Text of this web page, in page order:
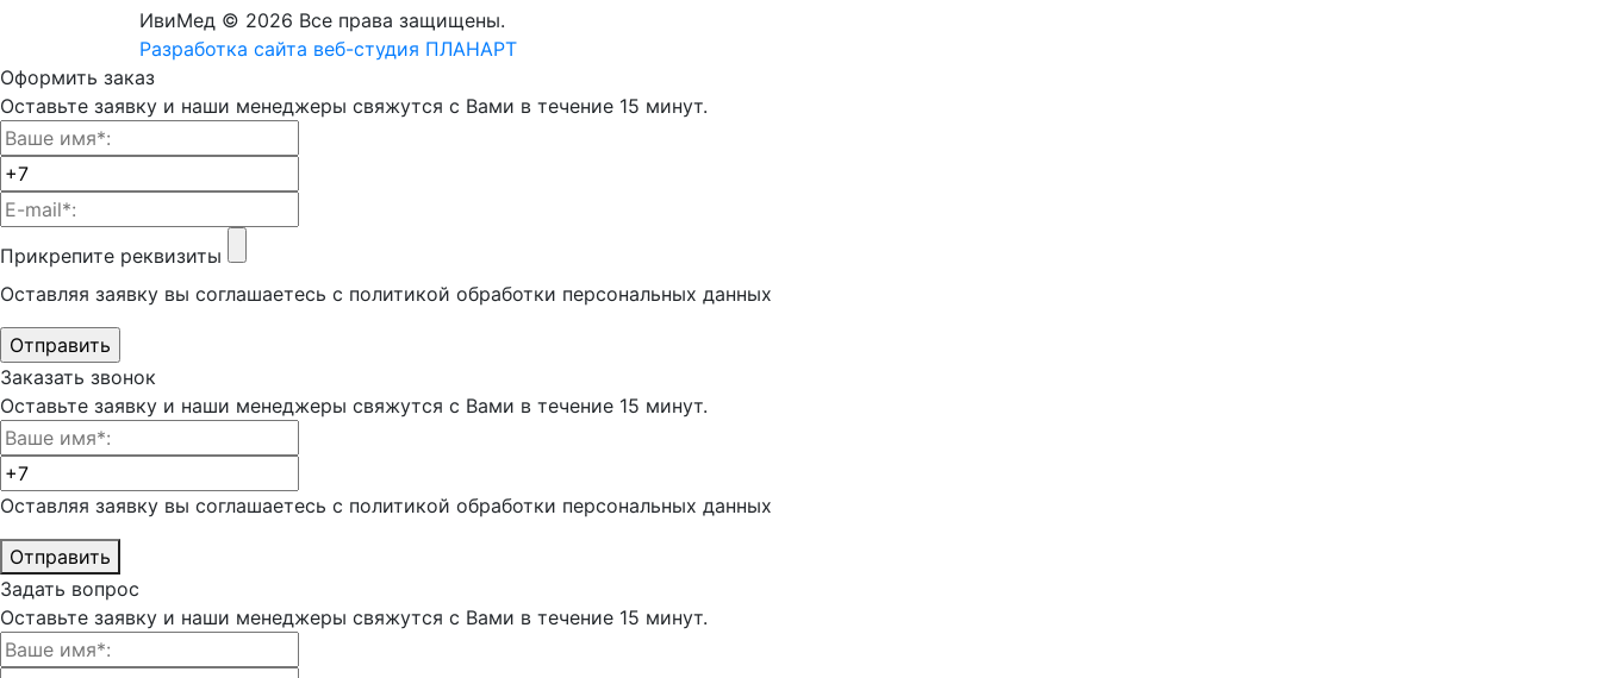
ИвиМед © 2026 Все права защищены.
Разработка сайта веб-студия ПЛАНАРТ
Оформить заказ
Оставьте заявку и наши менеджеры свяжутся с Вами в течение 15 минут.
Прикрепите реквизиты
Оставляя заявку вы соглашаетесь с политикой обработки персональных данных
Заказать звонок
Оставьте заявку и наши менеджеры свяжутся с Вами в течение 15 минут.
Оставляя заявку вы соглашаетесь с политикой обработки персональных данных
Отправить
Задать вопрос
Оставьте заявку и наши менеджеры свяжутся с Вами в течение 15 минут.